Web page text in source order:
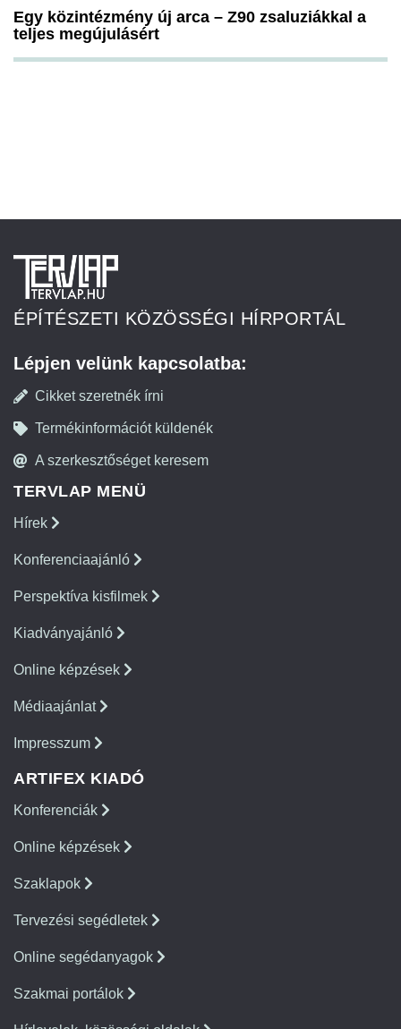
Egy közintézmény új arca – Z90 zsaluziákkal a
teljes megújulásért
ÉPÍTÉSZETI KÖZÖSSÉGI HÍRPORTÁL
Lépjen velünk kapcsolatba:
Cikket szeretnék írni
Termékinformációt küldenék
A szerkesztőséget keresem
TERVLAP MENÜ
Hírek
Konferenciaajánló
Perspektíva kisfilmek
Kiadványajánló
Online képzések
Médiaajánlat
Impresszum
ARTIFEX KIADÓ
Konferenciák
Online képzések
Szaklapok
Tervezési segédletek
Online segédanyagok
Szakmai portálok